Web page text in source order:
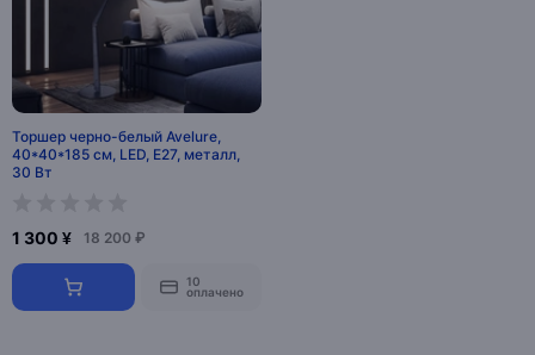
Торшер черно-белый Avelure,
40*40*185 см, LED, Е27, металл,
30 Вт
1 300 ¥ 18 200 ₽
10
оплачено